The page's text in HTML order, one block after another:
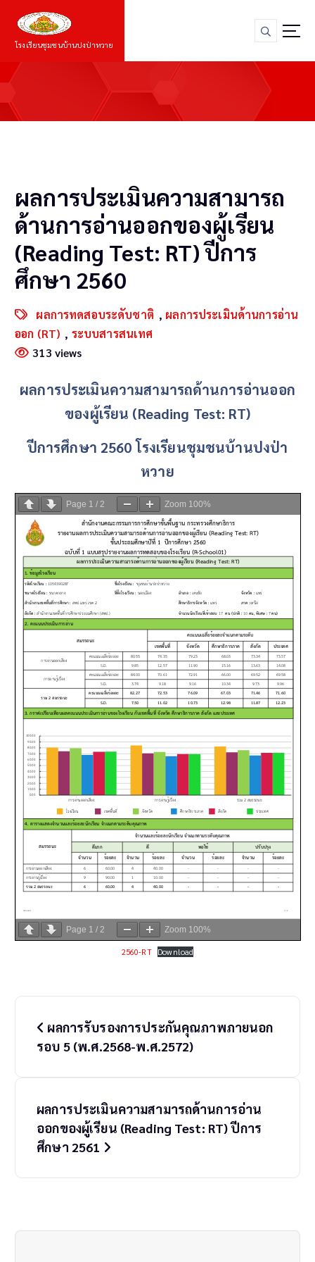
c
o
โรงเรียนชุมชนบ้านปงป่าหวาย
ผลการประเมินความสามารถ
ด้านการอ่านออกของผู้เรียน
(Reading Test: RT) ปีการ
ศึกษา 2560
ผลการทดสอบระดับชาติ , ผลการประเมินด้านการอ่าน
ออก (RT) , ระบบสารสนเทศ
313 views
ผลการประเมินความสามารถด้านการอ่านออก
ของผู้เรียน (Reading Test: RT)
ปีการศึกษา 2560 โรงเรียนชุมชนบ้านปงป่า
หวาย
Page 1 /2 Zoom 100%
Page 1 /2 Zoom 100%
2560-RT Download
g
ผลการรับรองการประกันคุณภาพภายนอก
รอบ 5 (พ.ศ.2568-พ.ศ.2572)
ผลการประเมินความสามารถด้านการอ่าน
ออกของผู้เรียน (Reading Test: RT) ปีการ
ศึกษา 2561